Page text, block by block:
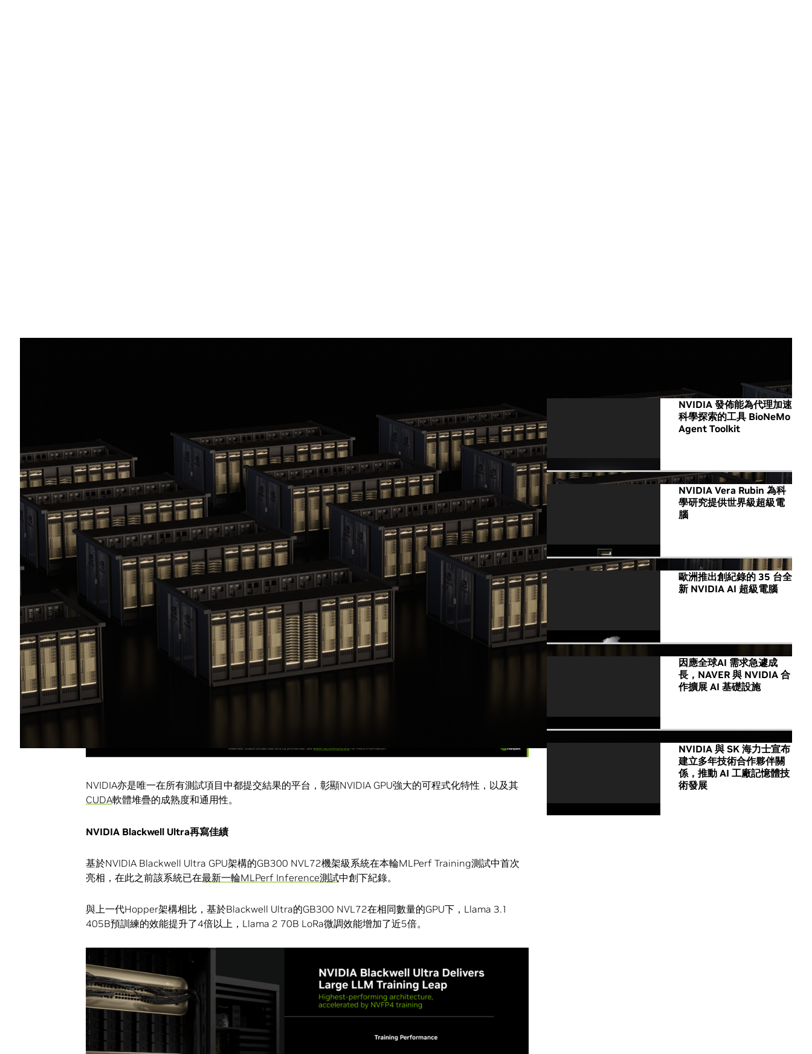
新時代的強大效能需求，需要在GPU、CPU、網路介面卡（NIC）、網路的垂直擴展（scale-up）和水平
擴展（scale-out）、系統架構，以及大量的軟體和演算法等方面取得突破性進展。
NVIDIA在MLPerf Training v5.1中橫掃全部七項測試，於大型語言模型（LLM） 、圖像生成、 推薦系
統、電腦視覺和 圖像神經網路
等領域均創下最快的訓練速度。MLPerf Training v5.1為持續多年舉辦的AI
訓練效能業界基準測試中最新一輪。
NVIDIA亦是唯一在所有測試項目中都提交結果的平台，彰顯NVIDIA GPU強大的可程式化特性，以及其
CUDA軟體堆疊的成熟度和通用性。
NVIDIA Blackwell Ultra再寫佳績
基於NVIDIA Blackwell Ultra GPU架構的GB300 NVL72機架級系統在本輪MLPerf Training測試中首次
亮相，在此之前該系統已在最新一輪MLPerf Inference測試中創下紀錄。
與上一代Hopper架構相比，基於Blackwell Ultra的GB300 NVL72在相同數量的GPU下，Llama 3.1
405B預訓練的效能提升了4倍以上，Llama 2 70B LoRa微調效能增加了近5倍。
NVIDIA 發佈能為代理加速
科學探索的工具 BioNeMo
Agent Toolkit
NVIDIA Vera Rubin 為科
學研究提供世界級超級電
腦
歐洲推出創紀錄的 35 台全
新 NVIDIA AI 超級電腦
因應全球AI 需求急遽成
長，NAVER 與 NVIDIA 合
作擴展 AI 基礎設施
NVIDIA 與 SK 海力士宣布
建立多年技術合作夥伴關
係，推動 AI 工廠記憶體技
術發展